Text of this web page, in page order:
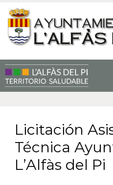
Saltar
contenido
Licitación
Técnica
L’Alfàs del Pi